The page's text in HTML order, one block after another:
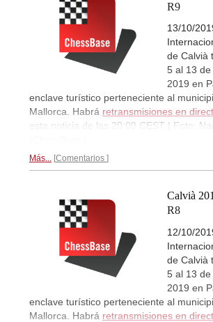
R9
13/10/
de Calvià
5 al 13
2019 en
enclave turístico perteneciente al
Mallorca. Habrá retransmisiones en
esta noticia de las 20:00 CEST | Foto:
Más... Comentarios
Calvià
R8
12/10/
de Calvià
5 al 13
2019 en
enclave turístico perteneciente al
Mallorca. Habrá retransmisiones en